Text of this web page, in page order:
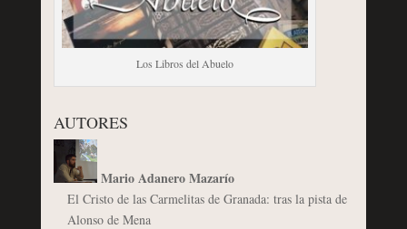
Los Libros del Abuelo
AUTORES
Mario Adanero Mazarío
El Cristo de las Carmelitas de Granada: tras la pista de
Alonso de Mena